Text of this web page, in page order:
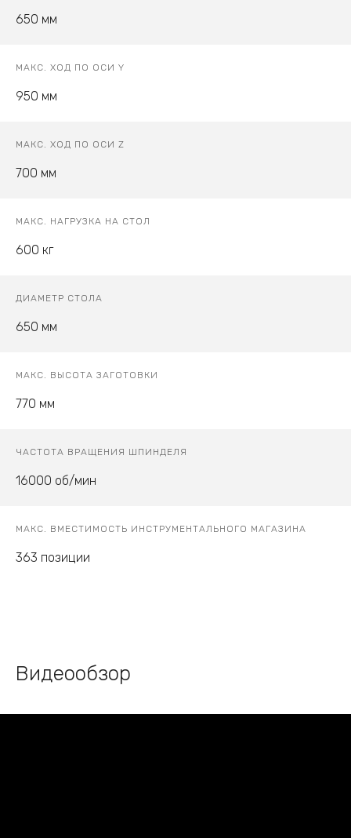
650 мм
МАКС. ХОД ПО ОСИ Y
950 мм
МАКС. ХОД ПО ОСИ Z
700 мм
МАКС. НАГРУЗКА НА СТОЛ
600 кг
ДИАМЕТР СТОЛА
650 мм
МАКС. ВЫСОТА ЗАГОТОВКИ
770 мм
ЧАСТОТА ВРАЩЕНИЯ ШПИНДЕЛЯ
16000 об/мин
МАКС. ВМЕСТИМОСТЬ ИНСТРУМЕНТАЛЬНОГО МАГАЗИНА
363 позиции
Видеообзор